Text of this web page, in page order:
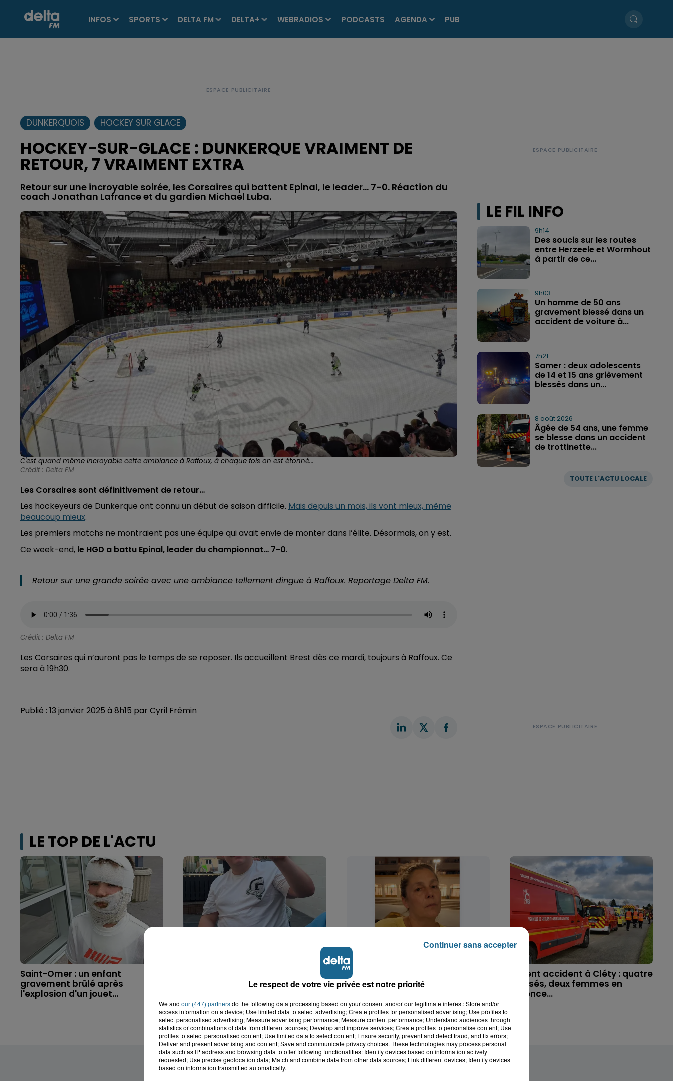
INFOS SPORTS DELTA FM DELTA+ WEBRADIOS PODCASTS AGENDA PUB
DUNKERQUOIS HOCKEY SUR GLACE
HOCKEY-SUR-GLACE : DUNKERQUE VRAIMENT DE
RETOUR, 7 VRAIMENT EXTRA
Retour sur une incroyable soirée, les Corsaires qui battent Epinal, le leader… 7-0. Réaction du
coach Jonathan Lafrance et du gardien Michael Luba.
C'est quand même incroyable cette ambiance à Raffoux, à chaque fois on est étonné...
Crédit : Delta FM
Les Corsaires sont définitivement de retour…
Les hockeyeurs de Dunkerque ont connu un début de saison difficile. Mais depuis un mois, ils vont mieux, même
beaucoup mieux.
Les premiers matchs ne montraient pas une équipe qui avait envie de monter dans l’élite. Désormais, on y est.
Ce week-end, le HGD a battu Epinal, leader du championnat… 7-0.
Retour sur une grande soirée avec une ambiance tellement dingue à Raffoux. Reportage Delta FM.
Crédit : Delta FM
Les Corsaires qui n’auront pas le temps de se reposer. Ils accueillent Brest dès ce mardi, toujours à Raffoux. Ce
sera à 19h30.
Publié : 13 janvier 2025 à 8h15 par Cyril Frémin
LE FIL INFO
TOUTE L'ACTU LOCALE
9h14
Des soucis sur les routes
entre Herzeele et Wormhout
à partir de ce...
9h03
Un homme de 50 ans
gravement blessé dans un
accident de voiture à...
7h21
Samer : deux adolescents
de 14 et 15 ans grièvement
blessés dans un...
8 août 2026
Âgée de 54 ans, une femme
se blesse dans un accident
de trottinette...
LE TOP DE L'ACTU
Saint-Omer : un enfant
gravement brûlé après
l'explosion d'un jouet...
accident, Lucas s'en est allé
Valérie, 46 ans, portée disparue
depuis mardi à Dunkerque, sa...
Violent accident à Cléty : quatre
blessés, deux femmes en
urgence...
Le respect de votre vie privée est notre priorité
We and our (447) partnersdo the following data processing based on your consent and/or our legitimate interest: Store and/or
access information on a device; Use limited data to select advertising; Create profiles for personalised advertising; Use profiles to
select personalised advertising; Measure advertising performance; Measure content performance; Understand audiences through
statistics or combinations of data from different sources; Develop and improve services; Create profiles to personalise content; Use
profiles to select personalised content; Use limited data to select content; Ensure security, prevent and detect fraud, and fix errors;
Deliver and present advertising and content; Save and communicate privacy choices. These technologies may process personal
data such as IP address and browsing data to offer following functionalities: Identify devices based on information actively
requested; Use precise geolocation data; Match and combine data from other data sources; Link different devices; Identify devices
based on information transmitted automatically.
Continuer sans accepter